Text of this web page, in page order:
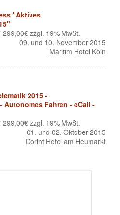
"Aktives
zzgl. 19% MwSt.
09. und 10. November 2015
Maritim Hotel Köln
2015 -
Autonomes Fahren - eCall -
zzgl. 19% MwSt.
01. und 02. Oktober 2015
Dorint Hotel am Heumarkt